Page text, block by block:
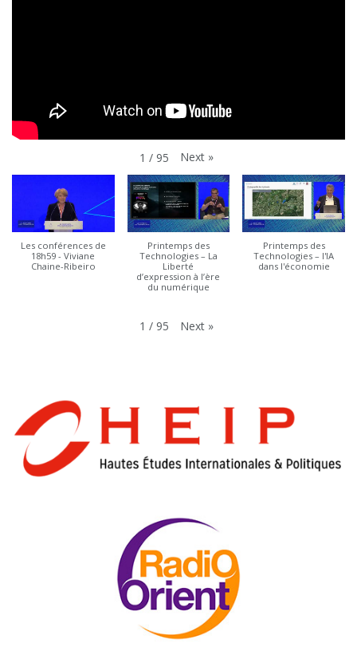
1 / 95 Next »
Les conférences de
18h59 - Viviane
Chaine-Ribeiro
Printemps des
Technologies – La
Liberté
d’expression à l’ère
du numérique
Printemps des
Technologies – l'IA
dans l'économie
1 / 95 Next »